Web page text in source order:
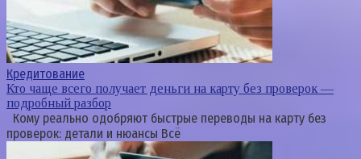
Кредитование
Кто чаще всего получает деньги на карту без проверок —
подробный разбор
Кому реально одобряют быстрые переводы на карту без
проверок: детали и нюансы Всё